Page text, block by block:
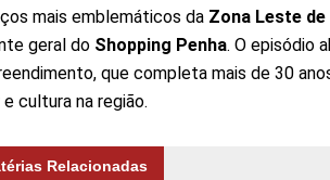
mais emblemáticos da Zona Leste de
geral do Shopping Penha. O episódio
que completa mais de 30
e cultura na região.
Relacionadas